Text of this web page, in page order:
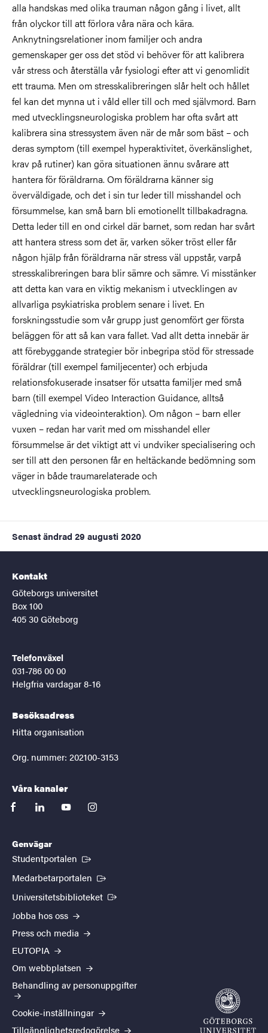
alla handskas med olika trauman någon gång i livet, allt
från olyckor till att förlora våra nära och kära.
Anknytningsrelationer inom familjer och andra
gemenskaper ger oss det stöd vi behöver för att kalibrera
vår stress och återställa vår fysiologi efter att vi genomlidit
ett trauma. Men om stresskalibreringen slår helt och hållet
fel kan det mynna ut i våld eller till och med självmord. Barn
med utvecklingsneurologiska problem har ofta svårt att
kalibrera sina stressystem även när de mår som bäst – och
deras symptom (till exempel hyperaktivitet, överkänslighet,
krav på rutiner) kan göra situationen ännu svårare att
hantera för föräldrarna. Om föräldrarna känner sig
överväldigade, och det i sin tur leder till misshandel och
försummelse, kan små barn bli emotionellt tillbakadragna.
Detta leder till en ond cirkel där barnet, som redan har svårt
att hantera stress som det är, varken söker tröst eller får
någon hjälp från föräldrarna när stress väl uppstår, varpå
stresskalibreringen bara blir sämre och sämre. Vi misstänker
att detta kan vara en viktig mekanism i utvecklingen av
allvarliga psykiatriska problem senare i livet. En
forskningsstudie som vår grupp just genomfört ger första
beläggen för att så kan vara fallet. Vad allt detta innebär är
att förebyggande strategier bör inbegripa stöd för stressade
föräldrar (till exempel familjecenter) och erbjuda
relationsfokuserade insatser för utsatta familjer med små
barn (till exempel Video Interaction Guidance, alltså
vägledning via videointeraktion). Om någon – barn eller
vuxen – redan har varit med om misshandel eller
försummelse är det viktigt att vi undviker specialisering och
ser till att den personen får en heltäckande bedömning som
väger in både traumarelaterade och
utvecklingsneurologiska problem.
Senast ändrad 29 augusti 2020
Kontakt
Göteborgs universitet
Box 100
405 30 Göteborg
Telefonväxel
031-786 00 00
Helgfria vardagar 8-16
Besöksadress
Hitta organisation
Org. nummer: 202100-3153
Våra kanaler
facebooklinkedinyoutubeinstagram
Genvägar
Studentportalen (Extern länk)
Medarbetarportalen (Extern länk)
Universitetsbiblioteket (Extern länk)
Jobba hos oss
Press och media
EUTOPIA
Om webbplatsen
Behandling av personuppgifter
Cookie-inställningar
Tillgänglighetsredogörelse